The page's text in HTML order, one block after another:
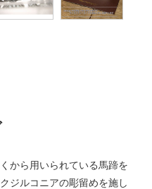
から用いられている馬蹄を
ジルコニアの彫留めを施し